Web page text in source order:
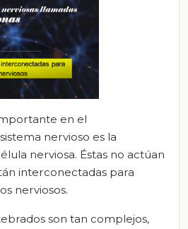
en el
nervioso es la
nerviosa. Éstas no actúan
interconectadas para
nerviosos.
son tan complejos,